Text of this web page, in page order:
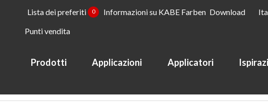
Lista dei preferiti 0 Informazioni su KABE Farben Download
Punti vendita
Prodotti Applicazioni Applicatori